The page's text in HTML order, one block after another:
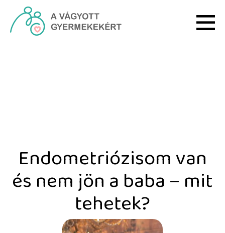
Ugrás a fő tartalomhoz
Endometriózisom van
és nem jön a baba – mit
tehetek?